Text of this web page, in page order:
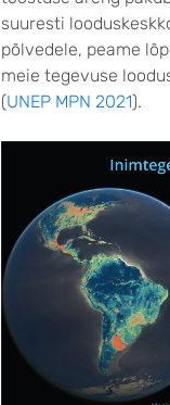
suuresti
põlvedele, peame
meie tegevuse
(UNEP MPN 2021).